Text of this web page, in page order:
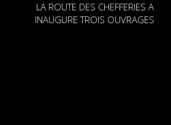
LA ROUTE DES CHEFFERIES A
INAUGURE TROIS OUVRAGES